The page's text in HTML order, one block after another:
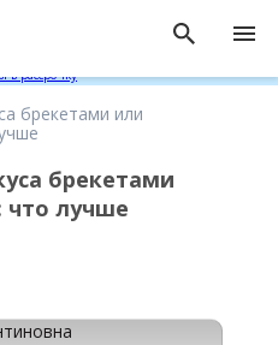
брекетами или
брекетами
что лучше